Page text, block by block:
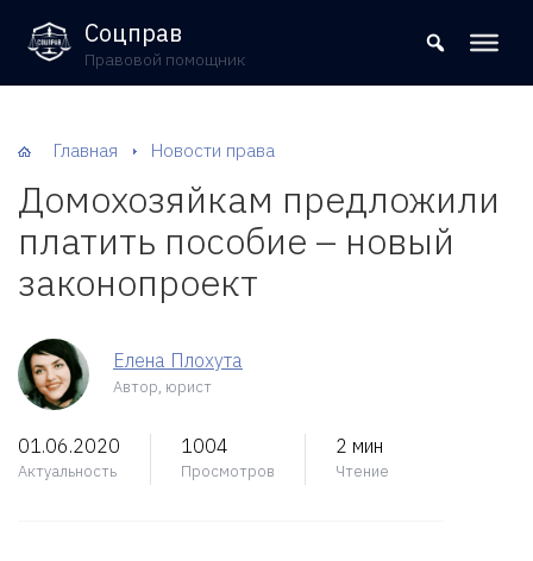
8 (800) 302-09-37
Соцправ
Правовой помощник
Главная Новости права
Домохозяйкам предложили
платить пособие – новый
законопроект
Елена Плохута
Автор, юрист
01.06.2020
Актуальность
1004
Просмотров
2 мин
Чтение